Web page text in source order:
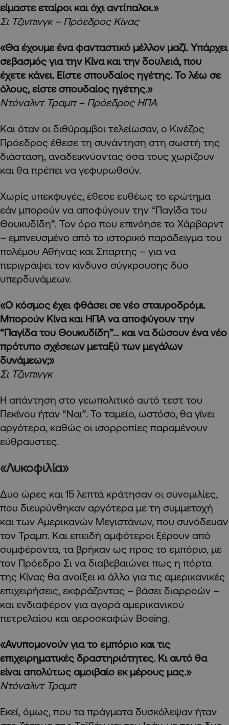
είμαστε εταίροι και όχι αντίπαλοι.»
Σι Τζινπινγκ – Πρόεδρος Κίνας
«Θα έχουμε ένα φανταστικό μέλλον μαζί. Υπάρχει
σεβασμός για την Κίνα και την δουλειά, που
έχετε κάνει. Είστε σπουδαίος ηγέτης. Το λέω σε
όλους, είστε σπουδαίος ηγέτης.»
Ντόναλντ Τραμπ – Πρόεδρος ΗΠΑ
Και όταν οι διθύραμβοι τελείωσαν, ο Κινέζος
Πρόεδρος έθεσε τη συνάντηση στη σωστή της
διάσταση, αναδεικνύοντας όσα τους χωρίζουν
και θα πρέπει να γεφυρωθούν.
Χωρίς υπεκφυγές, έθεσε ευθέως το ερώτημα
εάν μπορούν να αποφύγουν την “Παγίδα του
Θουκυδίδη”. Τον όρο που επινόησε το Χάρβαρντ
– εμπνευσμένο από το ιστορικό παράδειγμα του
πολέμου Αθήνας και Σπαρτης – για να
περιγράψει τον κίνδυνο σύγκρουσης δύο
υπερδυνάμεων.
«Ο κόσμος έχει φθάσει σε νέο σταυροδρόμι.
Μπορούν Κίνα και ΗΠΑ να αποφύγουν την
“Παγίδα του Θουκυδίδη”… και να δώσουν ένα νέο
πρότυπο σχέσεων μεταξύ των μεγάλων
δυνάμεων;»
Σι Τζινπινγκ
Η απάντηση στο γεωπολιτικό αυτό τεστ του
Πεκίνου ήταν “Ναι”. Το ταμείο, ωστόσο, θα γίνει
αργότερα, καθώς οι ισορροπίες παραμένουν
εύθραυστες.
«Λυκοφιλία»
Δυο ώρες και 15 λεπτά κράτησαν οι συνομιλίες,
που διευρύνθηκαν αργότερα με τη συμμετοχή
και των Αμερικανών Μεγιστάνων, που συνόδευαν
τον Τραμπ. Και επειδή αμφότεροι ξέρουν από
συμφέροντα, τα βρήκαν ως προς το εμπόριο, με
τον Πρόεδρο Σι να διαβεβαιώνει πως η πόρτα
της Κίνας θα ανοίξει κι άλλο για τις αμερικανικές
επιχειρήσεις, εκφράζοντας – βάσει διαρροών –
και ενδιαφέρον για αγορά αμερικανικού
πετρελαίου και αεροσκαφών Boeing.
«Ανυπομονούν για το εμπόριο και τις
επιχειρηματικές δραστηριότητες. Κι αυτό θα
είναι απολύτως αμοιβαίο εκ μέρους μας.»
Ντόναλντ Τραμπ
Εκεί, όμως, που τα πράγματα δυσκόλεψαν ήταν